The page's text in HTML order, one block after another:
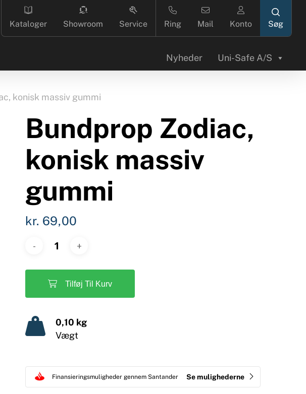
Kataloger Showroom Service Ring Mail Konto
search
Uni-Safe A/S
Nyheder
konisk massiv gummi
Bundprop Zodiac,
konisk massiv
gummi
kr. 69,00
Tilføj Til Kurv
0,10 kg
Vægt
Finansieringsmuligheder gennem Santander Se mulighederne